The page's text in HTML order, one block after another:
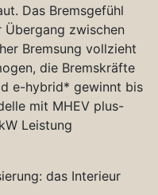
Das Bremsgefühl
zwischen
Bremsung vollzieht
die Bremskräfte
e-hybrid* gewinnt bis
mit MHEV plus-
Leistung
das Interieur